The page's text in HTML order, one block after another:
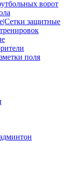
ворот
защитные
поля